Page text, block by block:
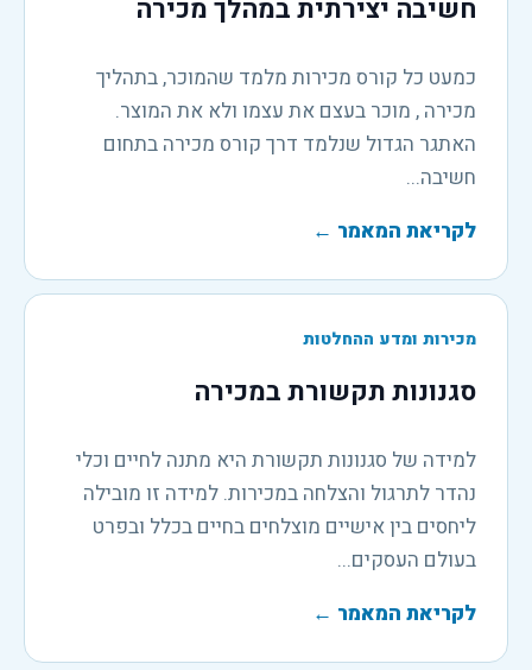
חשיבה יצירתית במהלך מכירה
כמעט כל קורס מכירות מלמד שהמוכר, בתהליך
מכירה , מוכר בעצם את עצמו ולא את המוצר.
האתגר הגדול שנלמד דרך קורס מכירה בתחום
חשיבה...
לקריאת המאמר ←
מכירות ומדע ההחלטות
סגנונות תקשורת במכירה
למידה של סגנונות תקשורת היא מתנה לחיים וכלי
נהדר לתרגול והצלחה במכירות. למידה זו מובילה
ליחסים בין אישיים מוצלחים בחיים בכלל ובפרט
בעולם העסקים...
לקריאת המאמר ←